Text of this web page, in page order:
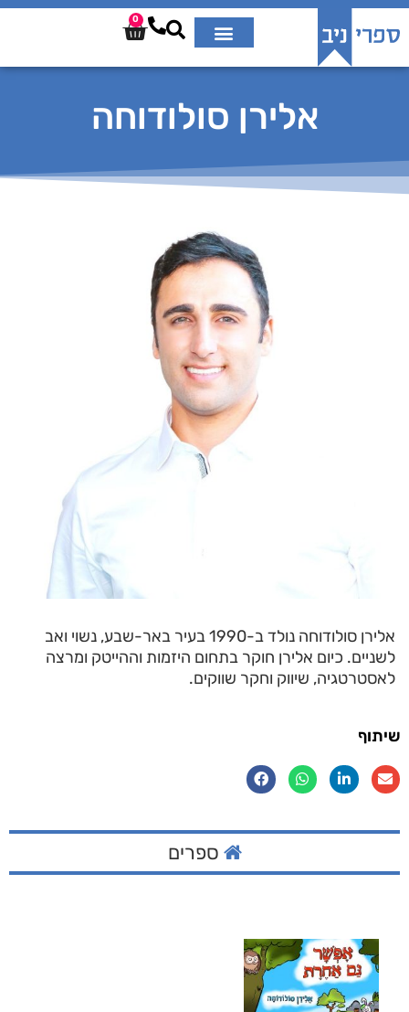
0
אלירן סולודוחה
אלירן סולודוחה נולד ב-1990 בעיר באר-שבע, נשוי ואב
לשניים. כיום אלירן חוקר בתחום היזמות וההייטק ומרצה
לאסטרטגיה, שיווק וחקר שווקים.
שיתוף
ספרים